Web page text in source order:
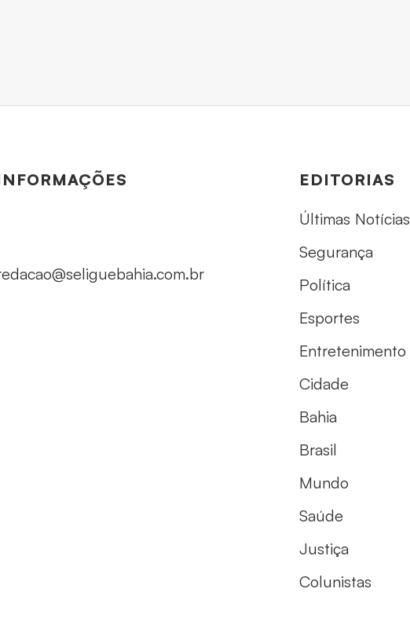
EDITORIAS
Últimas Notícias
Segurança
Política
Esportes
Entretenimento
Cidade
Bahia
Brasil
Mundo
Saúde
Justiça
Colunistas